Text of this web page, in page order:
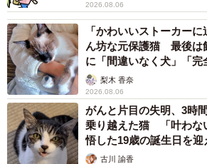
2026.08.06
「かわいいストーカー
ん坊な元保護猫 最後は
に「間違いなく犬」「完
梨木 香奈
2026.08.06
がんと片目の失明、3時
乗り越えた猫 「叶わな
悟した19歳の誕生日を迎
古川 諭香